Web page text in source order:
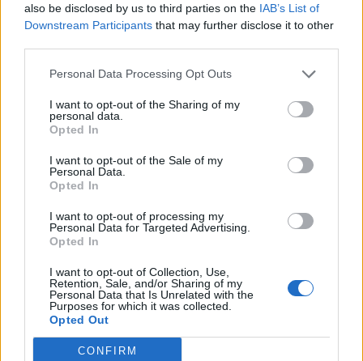
also be disclosed by us to third parties on the IAB’s List of
Downstream Participants that may further disclose it to other
Personal Data Processing Opt Outs
I want to opt-out of the Sharing of my
personal data.
Opted In
I want to opt-out of the Sale of my
Personal Data.
Opted In
I want to opt-out of processing my
Personal Data for Targeted Advertising.
Opted In
I want to opt-out of Collection, Use,
Retention, Sale, and/or Sharing of my
Personal Data that Is Unrelated with the
Purposes for which it was collected.
Opted Out
CONFIRM